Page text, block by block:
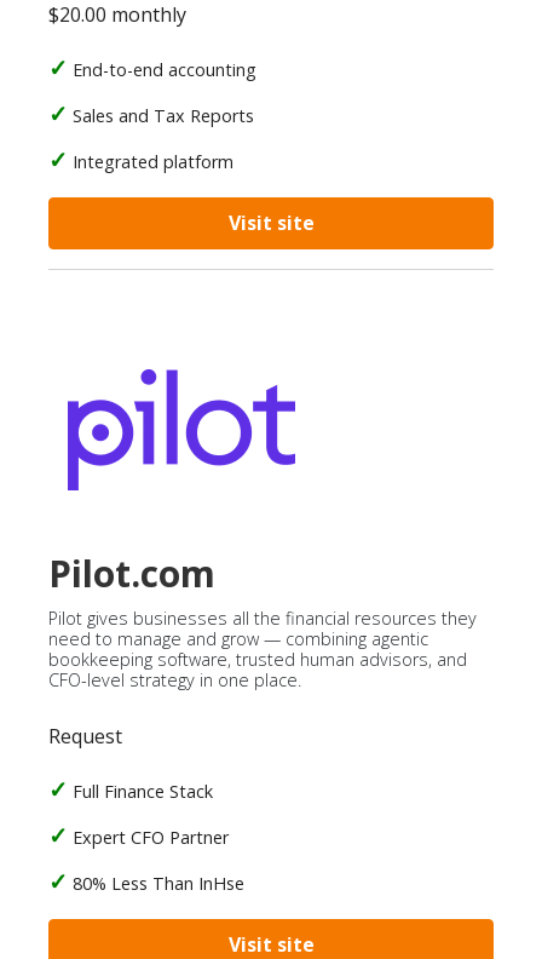
$20.00 monthly
End-to-end accounting
Sales and Tax Reports
Integrated platform
Visit site
Pilot.com
Pilot gives businesses all the financial resources they
need to manage and grow — combining agentic
bookkeeping software, trusted human advisors, and
CFO-level strategy in one place.
Request
Full Finance Stack
Expert CFO Partner
80% Less Than InHse
Visit site